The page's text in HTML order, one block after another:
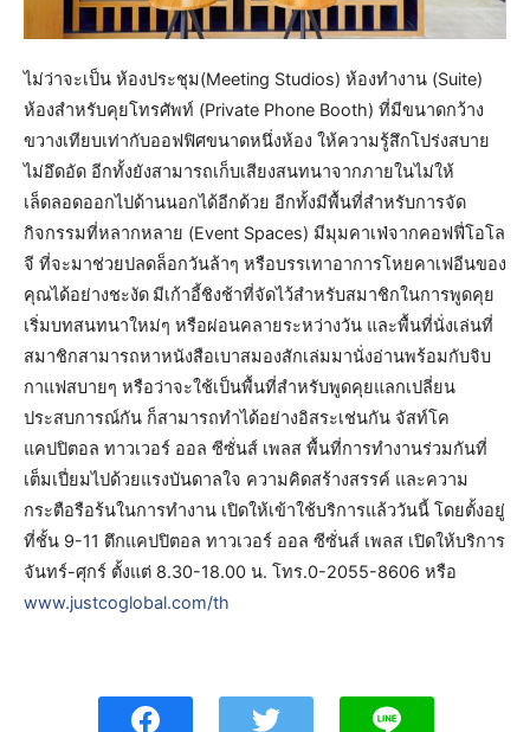
ไม่ว่าจะเป็น ห้องประชุม(Meeting Studios) ห้องทำงาน (Suite)
ห้องสำหรับคุยโทรศัพท์ (Private Phone Booth) ที่มีขนาดกว้าง
ขวางเทียบเท่ากับออฟฟิศขนาดหนึ่งห้อง ให้ความรู้สึกโปร่งสบาย
ไม่อึดอัด อีกทั้งยังสามารถเก็บเสียงสนทนาจากภายในไม่ให้
เล็ดลอดออกไปด้านนอกได้อีกด้วย อีกทั้งมีพื้นที่สำหรับการจัด
กิจกรรมที่หลากหลาย (Event Spaces) มีมุมคาเฟ่จากคอฟฟี่โอโล
จี ที่จะมาช่วยปลดล็อกวันล้าๆ หรือบรรเทาอาการโหยคาเฟอีนของ
คุณได้อย่างชะงัด มีเก้าอี้ชิงช้าที่จัดไว้สำหรับสมาชิกในการพูดคุย
เริ่มบทสนทนาใหม่ๆ หรือผ่อนคลายระหว่างวัน และพื้นที่นั่งเล่นที่
สมาชิกสามารถหาหนังสือเบาสมองสักเล่มมานั่งอ่านพร้อมกับจิบ
กาแฟสบายๆ หรือว่าจะใช้เป็นพื้นที่สำหรับพูดคุยแลกเปลี่ยน
ประสบการณ์กัน ก็สามารถทำได้อย่างอิสระเช่นกัน จัสท์โค
แคปปิตอล ทาวเวอร์ ออล ซีซั่นส์ เพลส พื้นที่การทำงานร่วมกันที่
เต็มเปี่ยมไปด้วยแรงบันดาลใจ ความคิดสร้างสรรค์ และความ
กระตือรือร้นในการทำงาน เปิดให้เข้าใช้บริการแล้ววันนี้ โดยตั้งอยู่
ที่ชั้น 9-11 ตึกแคปปิตอล ทาวเวอร์ ออล ซีซั่นส์ เพลส เปิดให้บริการ
จันทร์-ศุกร์ ตั้งแต่ 8.30-18.00 น. โทร.0-2055-8606 หรือ
www.justcoglobal.com/th